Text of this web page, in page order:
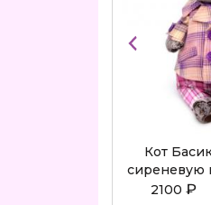
Кот
сиреневую
2100₽